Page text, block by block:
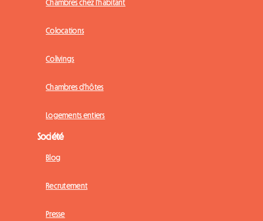
Chambres chez l'habitant
Colocations
Colivings
Chambres d'hôtes
Logements entiers
Société
Blog
Recrutement
Presse